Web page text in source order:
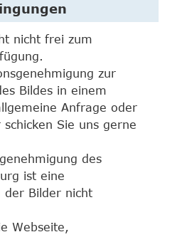
nicht frei zum
zur
Bildes in einem
Anfrage oder
Sie uns gerne
des
ist eine
der Bilder nicht
Webseite,